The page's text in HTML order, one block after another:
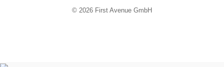
© 2026 First Avenue GmbH